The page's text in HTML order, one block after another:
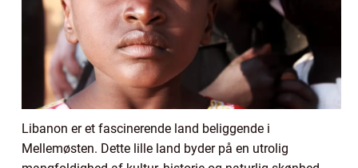
Libanon er et fascinerende land beliggende i
Mellemøsten. Dette lille land byder på en utrolig